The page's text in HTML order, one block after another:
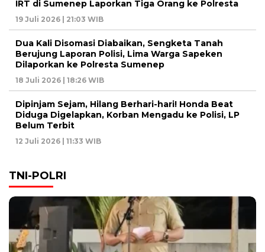
IRT di Sumenep Laporkan Tiga Orang ke Polresta
19 Juli 2026 | 21:03 WIB
Dua Kali Disomasi Diabaikan, Sengketa Tanah
Berujung Laporan Polisi, Lima Warga Sapeken
Dilaporkan ke Polresta Sumenep
18 Juli 2026 | 18:26 WIB
Dipinjam Sejam, Hilang Berhari-hari! Honda Beat
Diduga Digelapkan, Korban Mengadu ke Polisi, LP
Belum Terbit
12 Juli 2026 | 11:33 WIB
TNI-POLRI